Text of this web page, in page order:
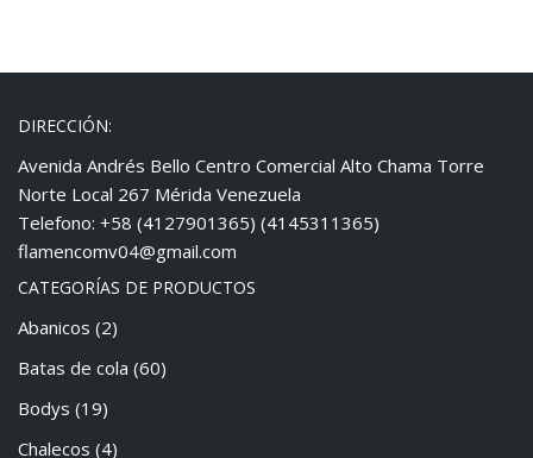
DIRECCIÓN:
Avenida Andrés Bello Centro Comercial Alto Chama Torre
Norte Local 267 Mérida Venezuela
Telefono: +58 (4127901365) (4145311365)
flamencomv04@gmail.com
CATEGORÍAS DE PRODUCTOS
Abanicos (2)
Batas de cola (60)
Bodys (19)
Chalecos (4)